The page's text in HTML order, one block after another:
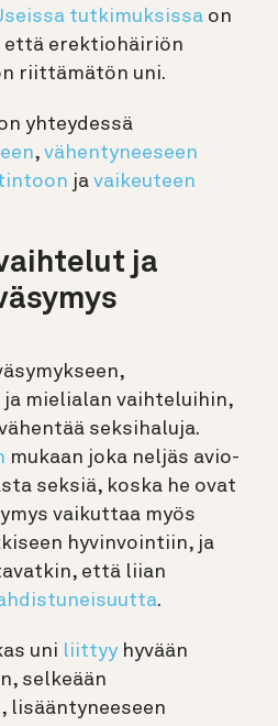
tutkimuksissa on
että erektiohäiriön
riittämätön uni.
yhteydessä
, vähentyneeseen
ja vaikeuteen
ja
mielialan vaihteluihin,
seksihaluja.
mukaan joka neljäs avio-
seksiä, koska he ovat
vaikuttaa myös
hyvinvointiin, ja
että liian
.
uni liittyy hyvään
selkeään
lisääntyneeseen